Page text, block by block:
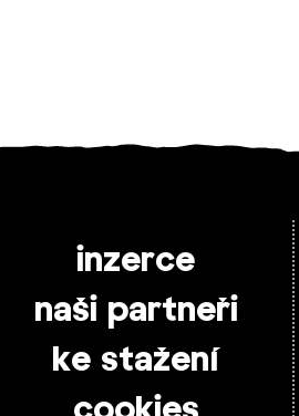
inzerce
naši partneři
ke stažení